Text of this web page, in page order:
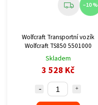
–10 %
Wolfcraft Transportní vozík
Wolfcraft TS850 5501000
Skladem
3 528 Kč